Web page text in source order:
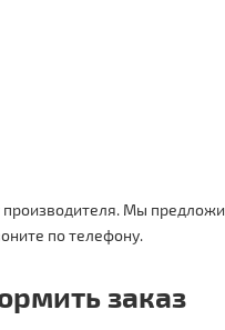
Мы
по телефону.
заказ